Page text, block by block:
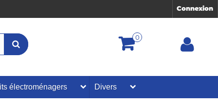
Connexion
0
électroménagers Divers